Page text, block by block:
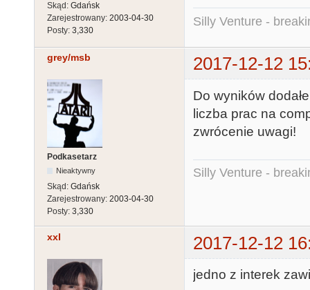
Skąd: Gdańsk
Zarejestrowany: 2003-04-30
Posty: 3,330
Silly Venture -
grey/msb 2017-12-12
Podkasetarz
Nieaktywny
Skąd: Gdańsk
Zarejestrowany: 2003-04-30
Posty: 3,330
Do wyników
liczba prac na
zwrócenie uwagi!
Silly Venture -
xxl 2017-12-12
jedno z interek